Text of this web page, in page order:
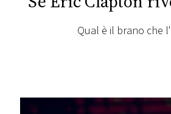
Qual è il brano che